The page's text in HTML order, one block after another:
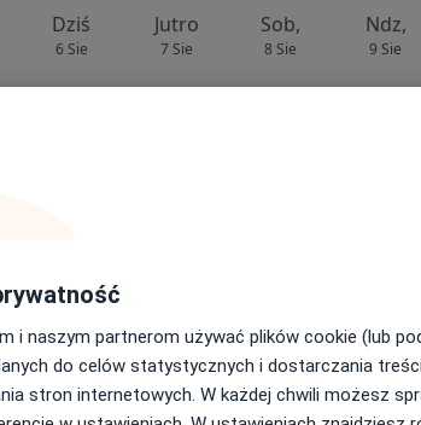
Dziś
6 Sie
Jutro
7 Sie
Sob,
8 Sie
Ndz,
9 Sie
Dziś Jutro Sob, Ndz,
i naszym partnerom używać plików cookie (lub
do celów statystycznych i dostarczania
stron internetowych. W każdej chwili możesz